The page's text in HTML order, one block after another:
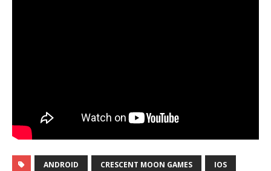
ANDROID CRESCENT MOON GAMES IOS